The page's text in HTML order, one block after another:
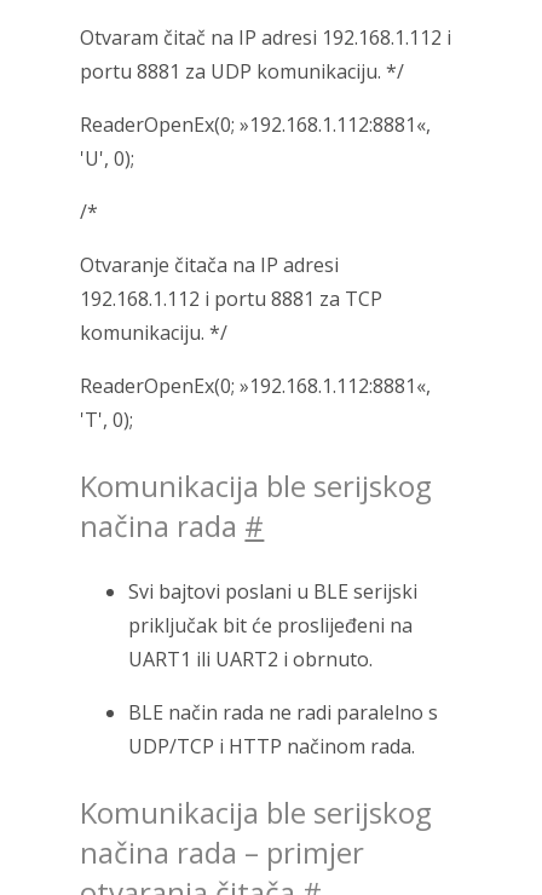
Otvaram čitač na IP adresi 192.168.1.112 i
portu 8881 za UDP komunikaciju. */
ReaderOpenEx(0; »192.168.1.112:8881«,
'U', 0);
/*
Otvaranje čitača na IP adresi
192.168.1.112 i portu 8881 za TCP
komunikaciju. */
ReaderOpenEx(0; »192.168.1.112:8881«,
'T', 0);
Komunikacija ble serijskog
načina rada #
Svi bajtovi poslani u BLE serijski
priključak bit će proslijeđeni na
UART1 ili UART2 i obrnuto.
BLE način rada ne radi paralelno s
UDP/TCP i HTTP načinom rada.
Komunikacija ble serijskog
načina rada – primjer